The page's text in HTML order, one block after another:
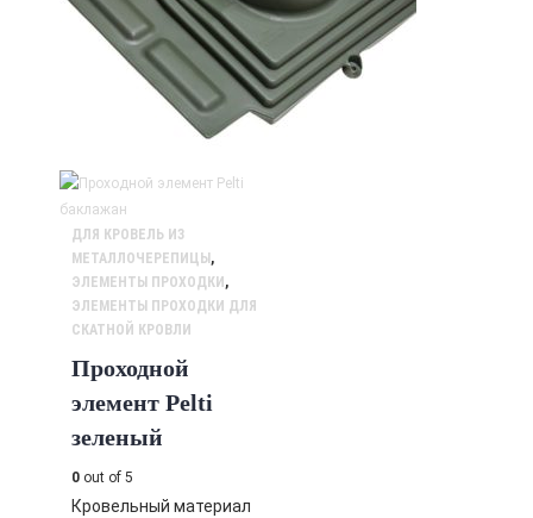
ДЛЯ КРОВЕЛЬ ИЗ
МЕТАЛЛОЧЕРЕПИЦЫ ,
ЭЛЕМЕНТЫ ПРОХОДКИ ,
ЭЛЕМЕНТЫ ПРОХОДКИ ДЛЯ
СКАТНОЙ КРОВЛИ
Проходной
элемент Pelti
зеленый
0 out of 5
Кровельный материал